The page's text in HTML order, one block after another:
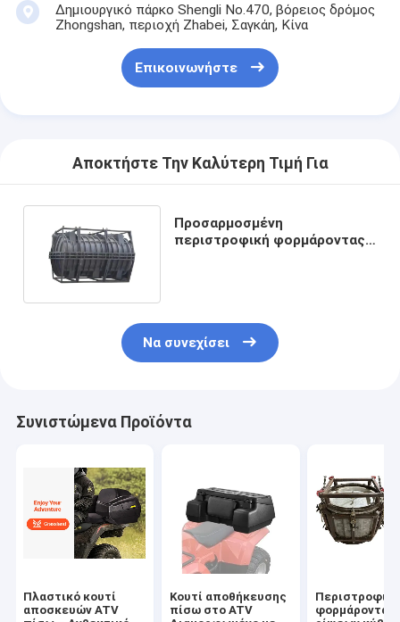
Δημιουργικό πάρκο Shengli No.470, βόρειος δρόμος
Zhongshan, περιοχή Zhabei, Σαγκάη, Κίνα
Επικοινωνήστε
Αποκτήστε Την Καλύτερη Τιμή Για
Προσαρμοσμένη
περιστροφική φορμάροντας
Να συνεχίσει
Συνιστώμενα Προϊόντα
Πλαστικό κουτί
αποσκευών ATV
Κουτί αποθήκευσης
πίσω στο ATV
φορμάροντας